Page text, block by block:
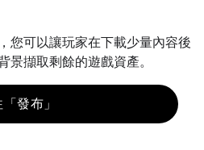
您可以讓玩家在下載少量內容後
景擷取剩餘的遊戲資產。
發布」